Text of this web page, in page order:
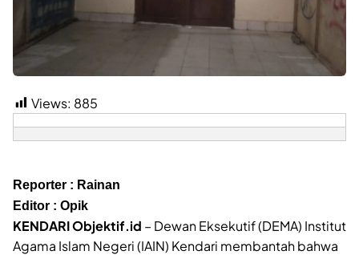
Views: 885
Reporter : Rainan
Editor : Opik
KENDARI Objektif.id – Dewan Eksekutif (DEMA) Institut
Agama Islam Negeri (IAIN) Kendari membantah bahwa